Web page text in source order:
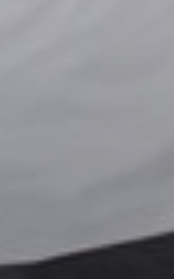
wp-conten